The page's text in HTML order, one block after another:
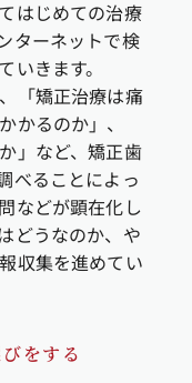
はじめての治療
ターネットで検
きます。
「矯正治療は痛
かるのか」、
」など、矯正歯
べることによっ
などが顕在化し
どうなのか、や
収集を進めてい
をする